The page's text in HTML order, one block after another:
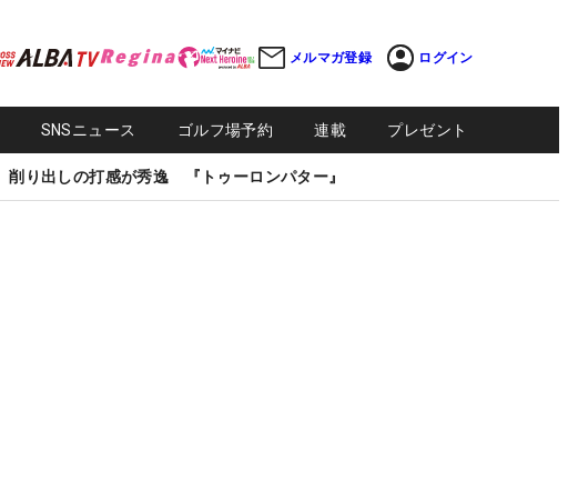
メルマガ登録 ログイン
SNSニュース ゴルフ場予約 連載 プレゼント
削り出しの打感が秀逸 『トゥーロンパター』